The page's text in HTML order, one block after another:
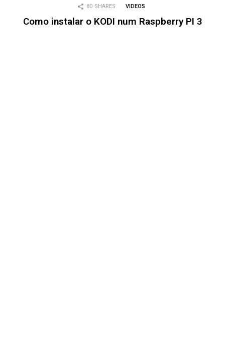
80 SHARES VIDEOS
Como instalar o KODI num Raspberry PI 3